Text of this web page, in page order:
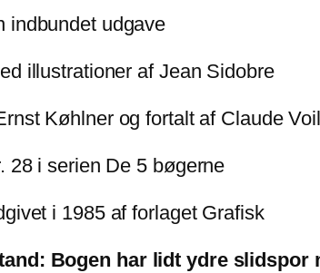
indbundet udgave
illustrationer af Jean Sidobre
Køhlner og fortalt af Claude
28 i serien De 5 bøgerne
i 1985 af forlaget Grafisk
Bogen har lidt ydre slidspor